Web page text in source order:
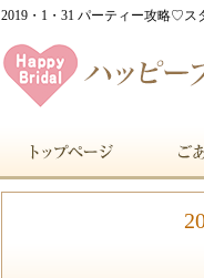
2019・1・31 パーティー攻略♡ス